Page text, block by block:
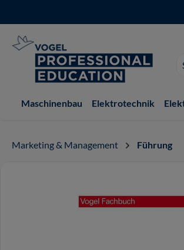
Maschinenbau Elektrotechnik
Marketing & Management Führung
Bildergalerie überspringen